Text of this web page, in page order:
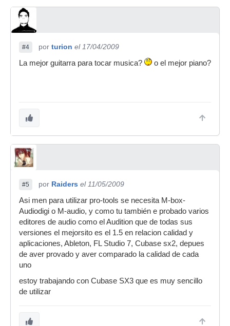
#4 por turion el 17/04/2009
La mejor guitarra para tocar musica?
o el mejor piano?
#5 por Raiders el 11/05/2009
Asi men para utilizar pro-tools se necesita M-box-
Audiodigi o M-audio, y como tu también e probado varios
editores de audio como el Audition que de todas sus
versiones el mejorsito es el 1.5 en relacion calidad y
aplicaciones, Ableton, FL Studio 7, Cubase sx2, depues
de aver provado y aver comparado la calidad de cada
uno
estoy trabajando con Cubase SX3 que es muy sencillo
de utilizar